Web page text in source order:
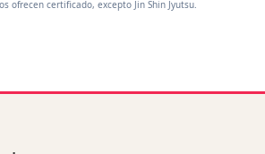
ofrecen certificado, excepto Jin Shin Jyutsu.